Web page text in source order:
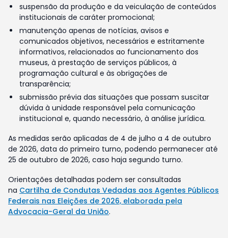
suspensão da produção e da veiculação de conteúdos
institucionais de caráter promocional;
manutenção apenas de notícias, avisos e
comunicados objetivos, necessários e estritamente
informativos, relacionados ao funcionamento dos
museus, à prestação de serviços públicos, à
programação cultural e às obrigações de
transparência;
submissão prévia das situações que possam suscitar
dúvida à unidade responsável pela comunicação
institucional e, quando necessário, à análise jurídica.
As medidas serão aplicadas de 4 de julho a 4 de outubro
de 2026, data do primeiro turno, podendo permanecer até
25 de outubro de 2026, caso haja segundo turno.
Orientações detalhadas podem ser consultadas
na Cartilha de Condutas Vedadas aos Agentes Públicos
Federais nas Eleições de 2026, elaborada pela
Advocacia-Geral da União.